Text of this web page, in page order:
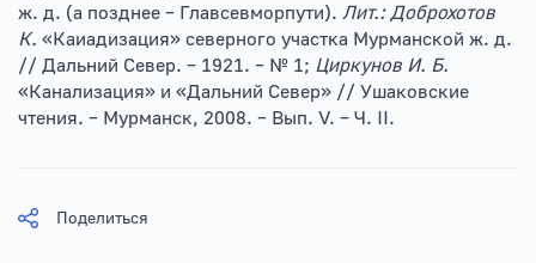
ж. д. (а позднее – Главсевморпути). Лит.: Доброхотов
К. «Каиадизация» северного участка Мурманской ж. д.
// Дальний Север. – 1921. – № 1; Циркунов И. Б.
«Канализация» и «Дальний Север» // Ушаковские
чтения. – Мурманск, 2008. – Вып. V. – Ч. II.
Поделиться